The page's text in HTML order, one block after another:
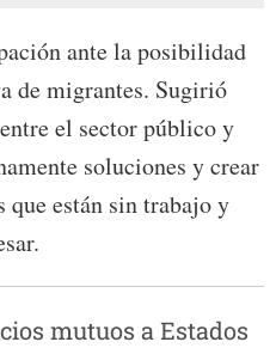
ante la posibilidad
de migrantes. Sugirió
el sector público y
soluciones y crear
que están sin trabajo y
mutuos a Estados